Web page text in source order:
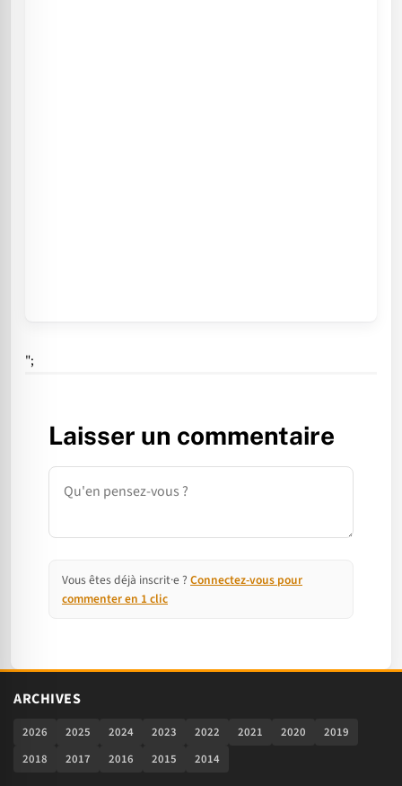
";
Laisser un commentaire
Commentaire
Vous êtes déjà inscrit·e ? Connectez-vous pour
commenter en 1 clic
ARCHIVES
2026 2025 2024 2023 2022 2021 2020
2019
2018
2017 2016 2015 2014